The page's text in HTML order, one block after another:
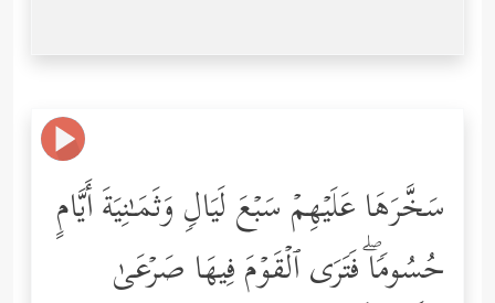
سَخَّرَهَا عَلَیۡهِمۡ سَبۡعَ لَیَالࣲ وَثَمَـٰنِیَةَ أَیَّامٍ
حُسُومࣰاۖ فَتَرَى ٱلۡقَوۡمَ فِیهَا صَرۡعَىٰ